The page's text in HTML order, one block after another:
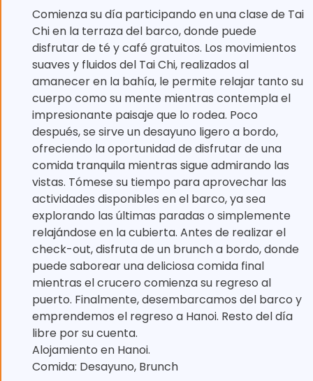
Comienza su día participando en una clase de Tai
Chi en la terraza del barco, donde puede
disfrutar de té y café gratuitos. Los movimientos
suaves y fluidos del Tai Chi, realizados al
amanecer en la bahía, le permite relajar tanto su
cuerpo como su mente mientras contempla el
impresionante paisaje que lo rodea. Poco
después, se sirve un desayuno ligero a bordo,
ofreciendo la oportunidad de disfrutar de una
comida tranquila mientras sigue admirando las
vistas. Tómese su tiempo para aprovechar las
actividades disponibles en el barco, ya sea
explorando las últimas paradas o simplemente
relajándose en la cubierta. Antes de realizar el
check-out, disfruta de un brunch a bordo, donde
puede saborear una deliciosa comida final
mientras el crucero comienza su regreso al
puerto. Finalmente, desembarcamos del barco y
emprendemos el regreso a Hanoi. Resto del día
libre por su cuenta.
Alojamiento en Hanoi.
Comida: Desayuno, Brunch